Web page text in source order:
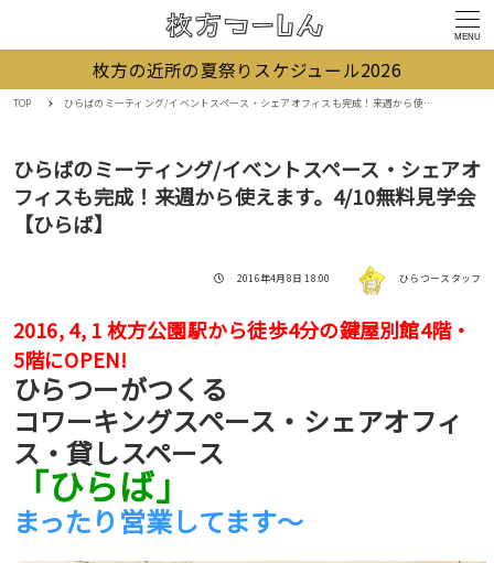
MENU
枚方の近所の夏祭りスケジュール2026
TOP ひらばのミーティング/イベントスペース・シェアオフィスも完成！来週から使えます。4/10無料見学会【ひらば】
ひらばのミーティング/イベントスペース・シェアオ
フィスも完成！来週から使えます。4/10無料見学会
【ひらば】
投稿日
2016年4月8日 18:00 著者 ひらつースタッフ
2016, 4, 1 枚方公園駅から徒歩4分の鍵屋別館4階・
5階にOPEN!
ひらつーがつくる
コワーキングスペース・シェアオフィ
ス・貸しスペース
「ひらば」
まったり営業してます〜